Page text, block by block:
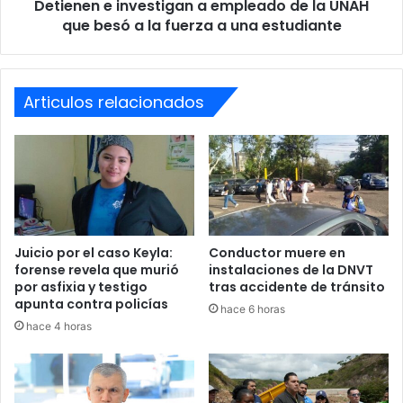
lavado de activos narcotráfico
besó
fuerza
una
estudiante
Detienen e investigan a empleado de la UNAH
que besó a la fuerza a una estudiante
Articulos relacionados
Juicio por el caso Keyla:
forense revela que murió
por asfixia y testigo
apunta contra policías
hace 4 horas
Conductor muere en
instalaciones de la DNVT
tras accidente de tránsito
hace 6 horas